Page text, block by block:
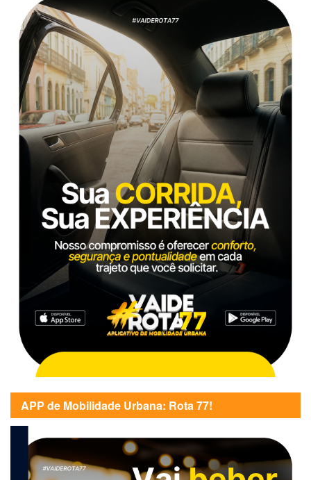
APP de Mobilidade Urbana: Rota 77!